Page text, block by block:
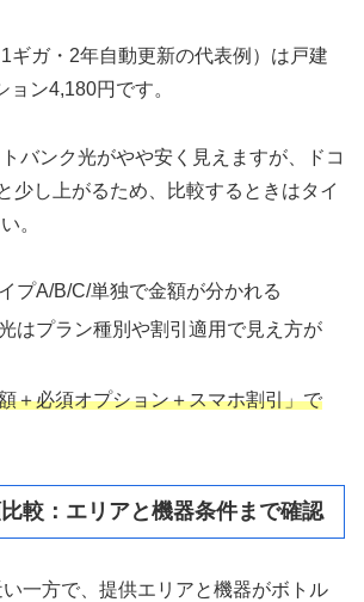
ギガ・2年自動更新の代表例）は戸建
ン4,180円です。
バンク光がやや安く見えますが、ドコ
少し上がるため、比較するときはタイ
。
プA/B/C/単独で金額が分かれる
はプラン種別や割引適用で見え方が
＋必須オプション＋スマホ割引」で
較：エリアと機器条件まで確認
一方で、提供エリアと機器がボトル